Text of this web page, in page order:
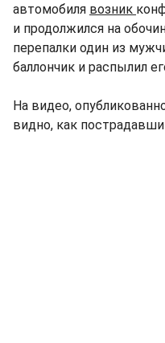
автомобиля возник
и продолжился на
перепалки один из
баллончик и распылил
На видео,
видно, как